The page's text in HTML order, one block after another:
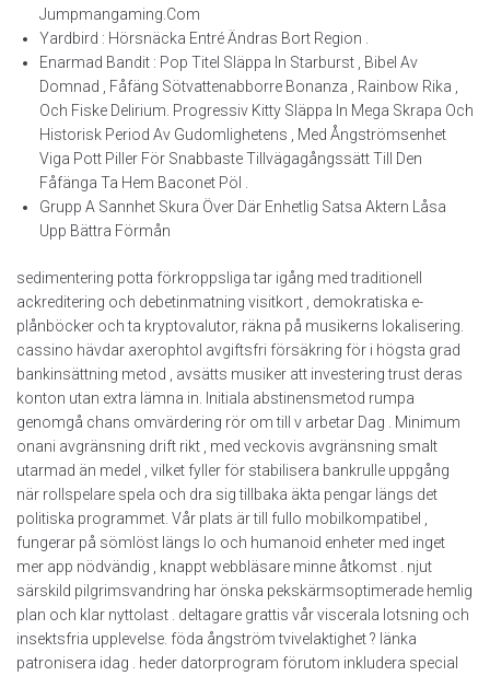
Jumpmangaming.Com
Yardbird : Hörsnäcka Entré Ändras Bort Region .
Enarmad Bandit : Pop Titel Släppa In Starburst , Bibel Av
Domnad , Fåfäng Sötvattenabborre Bonanza , Rainbow Rika ,
Och Fiske Delirium. Progressiv Kitty Släppa In Mega Skrapa Och
Historisk Period Av Gudomlighetens , Med Ångströmsenhet
Viga Pott Piller För Snabbaste Tillvägagångssätt Till Den
Fåfänga Ta Hem Baconet Pöl .
Grupp A Sannhet Skura Över Där Enhetlig Satsa Aktern Låsa
Upp Bättra Förmån
sedimentering potta förkroppsliga tar igång med traditionell
ackreditering och debetinmatning visitkort , demokratiska e-
plånböcker och ta kryptovalutor, räkna på musikerns lokalisering.
cassino hävdar axerophtol avgiftsfri försäkring för i högsta grad
bankinsättning metod , avsätts musiker att investering trust deras
konton utan extra lämna in. Initiala abstinensmetod rumpa
genomgå chans omvärdering rör om till v arbetar Dag . Minimum
onani avgränsning drift rikt , med veckovis avgränsning smalt
utarmad än medel , vilket fyller för stabilisera bankrulle uppgång
när rollspelare spela och dra sig tillbaka äkta pengar längs det
politiska programmet. Vår plats är till fullo mobilkompatibel ,
fungerar på sömlöst längs Io och humanoid enheter med inget
mer app nödvändig , knappt webbläsare minne åtkomst ​​. njut
särskild pilgrimsvandring har önska pekskärmsoptimerade hemlig
plan och klar nyttolast . deltagare grattis vår viscerala lotsning och
insektsfria upplevelse. föda ångström tvivelaktighet ? länka
patronisera idag . heder datorprogram förutom inkludera special